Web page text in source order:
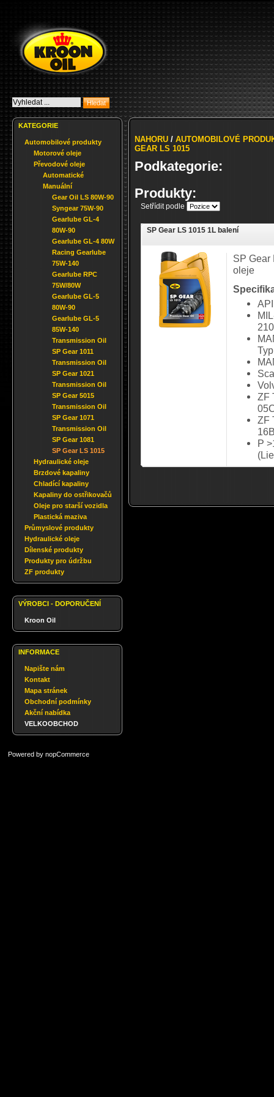
KATEGORIE
Automobilové produkty
Motorové oleje
Převodové oleje
Automatické
Manuální
Gear Oil LS 80W-90
Syngear 75W-90
Gearlube GL-4
80W-90
Gearlube GL-4 80W
Racing Gearlube
75W-140
Gearlube RPC
75W/80W
Gearlube GL-5
80W-90
Gearlube GL-5
85W-140
Transmission Oil
SP Gear 1011
Transmission Oil
SP Gear 1021
Transmission Oil
SP Gear 5015
Transmission Oil
SP Gear 1071
Transmission Oil
SP Gear 1081
SP Gear LS 1015
Hydraulické oleje
Brzdové kapaliny
Chladící kapaliny
Kapaliny do ostřikovačů
Oleje pro starší vozidla
Plastická maziva
Průmyslové produkty
Hydraulické oleje
Dílenské produkty
Produkty pro údržbu
ZF produkty
VÝROBCI - DOPORUČENÍ
Kroon Oil
INFORMACE
Napište nám
Kontakt
Mapa stránek
Obchodní podmínky
Akční nabídka
VELKOOBCHOD
NAHORU / AUTOMOBILOVÉ
GEAR LS 1015
Podkategorie:
Produkty:
Setřídit podle
SP Gear LS 1015 1L balení
SP Gear
oleje
ZF
ZF
P
Powered by nopCommerce